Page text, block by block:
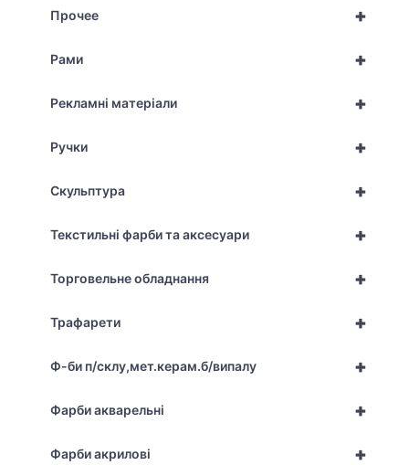
+
Прочее
+
Рами
+
Рекламні матеріали
+
Ручки
+
Скульптура
+
Текстильні фарби та аксесуари
+
Торговельне обладнання
+
Трафарети
+
Ф-би п/склу,мет.керам.б/випалу
+
Фарби акварельні
+
Фарби акрилові